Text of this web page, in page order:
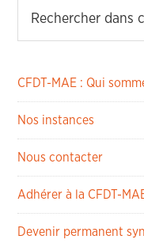
CFDT-MAE : Qui
Nos instances
Nous contacter
Adhérer à la CFDT-
Devenir permanent